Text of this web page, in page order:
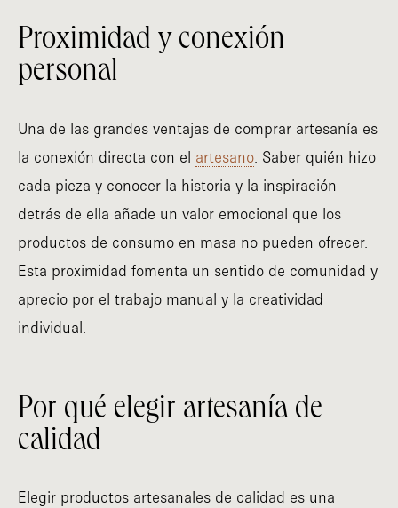
Proximidad y conexión
personal
Una de las grandes ventajas de comprar artesanía es
la conexión directa con el artesano . Saber quién hizo
cada pieza y conocer la historia y la inspiración
detrás de ella añade un valor emocional que los
productos de consumo en masa no pueden ofrecer.
Esta proximidad fomenta un sentido de comunidad y
aprecio por el trabajo manual y la creatividad
individual.
Por qué elegir artesanía de
calidad
Elegir productos artesanales de calidad es una